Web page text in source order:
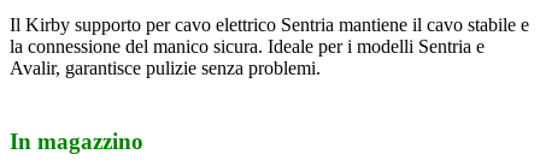
Il Kirby supporto per cavo elettrico Sentria mantiene il cavo stabile e
la connessione del manico sicura. Ideale per i modelli Sentria e
Avalir, garantisce pulizie senza problemi.
In magazzino